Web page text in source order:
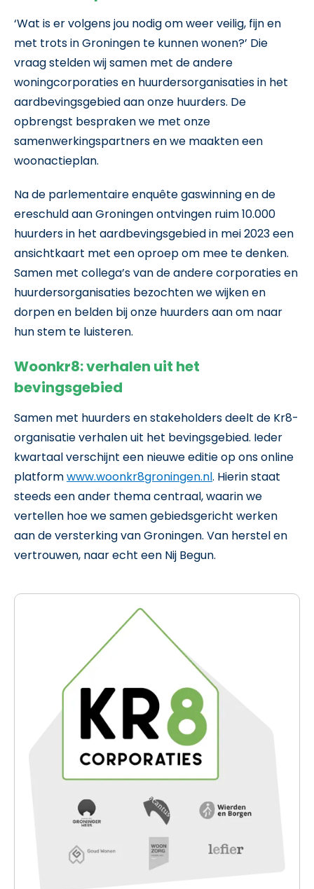
‘Wat is er volgens jou nodig om weer veilig, fijn en
met trots in Groningen te kunnen wonen?’ Die
vraag stelden wij samen met de andere
woningcorporaties en huurdersorganisaties in het
aardbevingsgebied aan onze huurders. De
opbrengst bespraken we met onze
samenwerkingspartners en we maakten een
woonactieplan.
Na de parlementaire enquête gaswinning en de
ereschuld aan Groningen ontvingen ruim 10.000
huurders in het aardbevingsgebied in mei 2023 een
ansichtkaart met een oproep om mee te denken.
Samen met collega’s van de andere corporaties en
huurdersorganisaties bezochten we wijken en
dorpen en belden bij onze huurders aan om naar
hun stem te luisteren.
Woonkr8: verhalen uit het
bevingsgebied
Samen met huurders en stakeholders deelt de Kr8-
organisatie verhalen uit het bevingsgebied. Ieder
kwartaal verschijnt een nieuwe editie op ons online
platformwww.woonkr8groningen.nl. Hierin staat
steeds een ander thema centraal, waarin we
vertellen hoe we samen gebiedsgericht werken
aan de versterking van Groningen. Van herstel en
vertrouwen, naar echt een Nij Begun.